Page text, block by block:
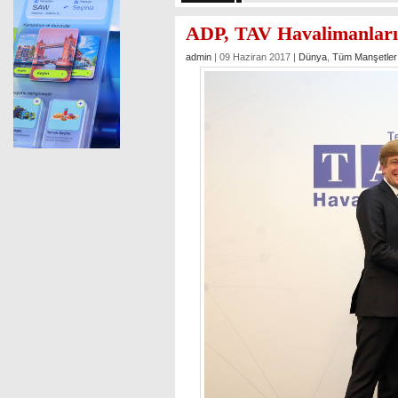
ADP, TAV
admin | 09 Haziran 2017 | Dünya Tüm Manşetler